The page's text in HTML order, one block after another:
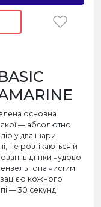
основна
якої — абсолютно
у два шари
не розтікаються й
відтінки чудово
топа чистим.
кожного
— 30 секунд.